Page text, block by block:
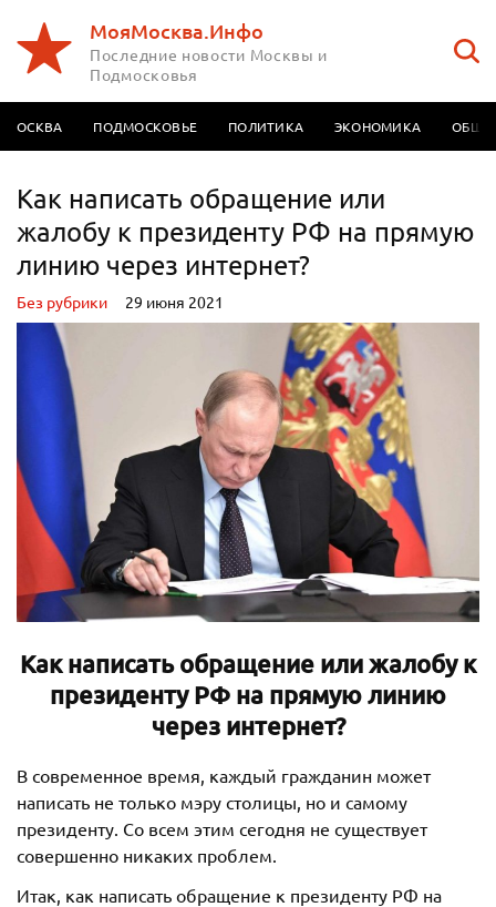
МояМосква.Инфо
Последние новости Москвы и
Подмосковья
МОСКВА ПОДМОСКОВЬЕ ПОЛИТИКА ЭКОНОМИКА
Как написать обращение или
жалобу к президенту РФ на прямую
линию через интернет?
Без рубрики 29 июня 2021
Как написать обращение или жалобу к
президенту РФ на прямую линию
через интернет?
В современное время, каждый гражданин может
написать не только мэру столицы, но и самому
президенту. Со всем этим сегодня не существует
совершенно никаких проблем.
Итак, как написать обращение к президенту РФ на